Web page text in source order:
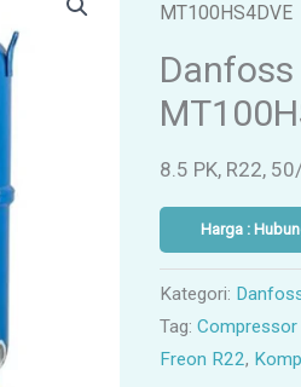
MT100HS4DVE
8.5 PK, R22,
Harga :
Kategori:
Tag:Compressor
Freon R22,